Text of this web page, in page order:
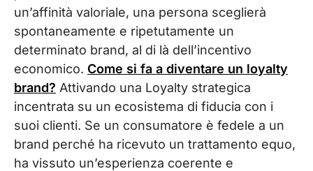
un’affinità valoriale, una persona sceglierà
spontaneamente e ripetutamente un
determinato brand, al di là dell’incentivo
economico. Come si fa a diventare un loyalty
brand? Attivando una Loyalty strategica
incentrata su un ecosistema di fiducia con i
suoi clienti. Se un consumatore è fedele a un
brand perché ha ricevuto un trattamento equo,
ha vissuto un’esperienza coerente e